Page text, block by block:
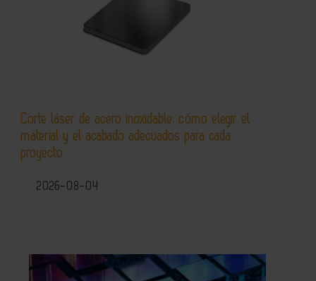
Corte láser de acero inoxidable: cómo elegir el
material y el acabado adecuados para cada
proyecto
2026-08-04